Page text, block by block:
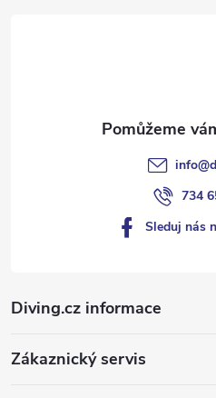
Diving.cz informace
Zákaznický servis
info@
734
Sleduj nás